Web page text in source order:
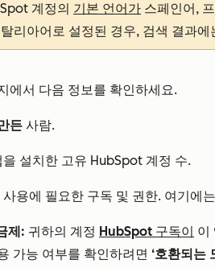
계정의 기본 언어가 스페인어,
리아어로 설정된 경우, 검색 결과
에서 다음 정보를 확인하세요.
든 사람.
을 설치한 고유 HubSpot 계정 수.
사용에 필요한 구독 및 권한. 여기에
제: 귀하의 계정 HubSpot 구독이 이
가능 여부를 확인하려면 ‘호환되는